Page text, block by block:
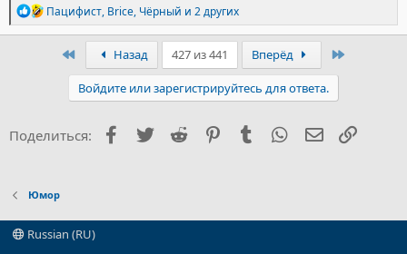
Р
е
а
Пацифист, Brice, Чёрный и 2 других
ПервыйНазад 427 из 441 Вперёд
Войдите или зарегистрируйтесь для ответа.
Поделиться: Facebook
Twitter Reddit PinterestTumblr WhatsApp
Юмор
Russian (RU)